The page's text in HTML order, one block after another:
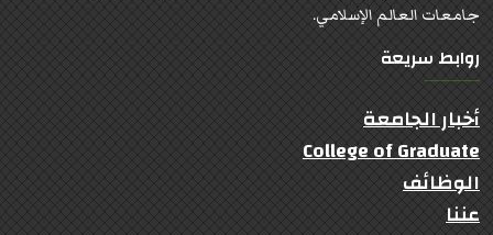
جامعات العالم الإسلامي.
روابط سريعة
أخبار الجامعة
College of Graduate
الوظائف
عننا